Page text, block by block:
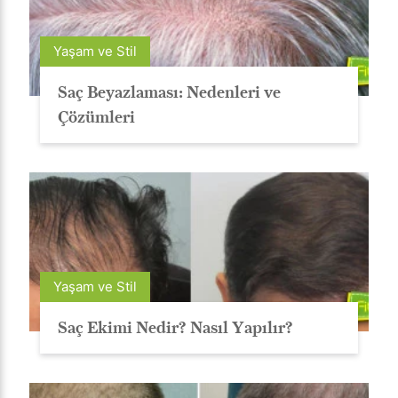
Yaşam ve Stil
Saç Beyazlaması: Nedenleri ve
Çözümleri
Yaşam ve Stil
Saç Ekimi Nedir? Nasıl Yapılır?